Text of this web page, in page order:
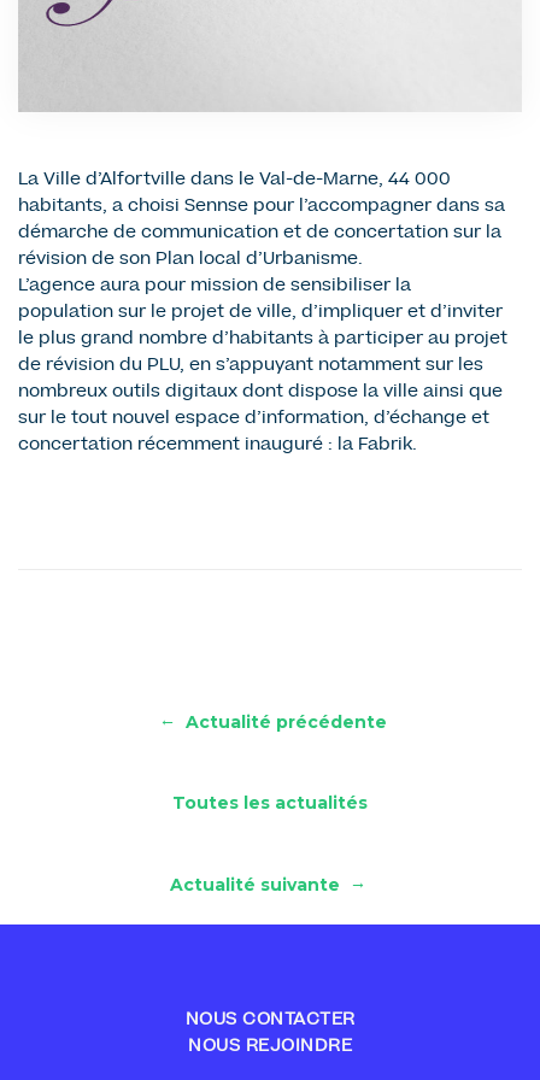
La Ville d’Alfortville dans le Val-de-Marne, 44 000
habitants, a choisi Sennse pour l’accompagner dans sa
démarche de communication et de concertation sur la
révision de son Plan local d’Urbanisme.
L’agence aura pour mission de sensibiliser la
population sur le projet de ville, d’impliquer et d’inviter
le plus grand nombre d’habitants à participer au projet
de révision du PLU, en s’appuyant notamment sur les
nombreux outils digitaux dont dispose la ville ainsi que
sur le tout nouvel espace d’information, d’échange et
concertation récemment inauguré : la Fabrik.
← Actualité précédente
Toutes les actualités
Actualité suivante →
NOUS CONTACTER
NOUS REJOINDRE